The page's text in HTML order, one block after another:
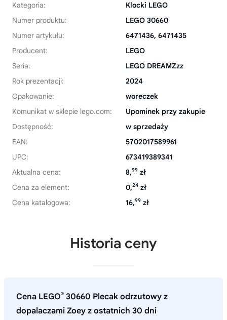
Kategoria:
Klocki LEGO
Numer produktu:
LEGO 30660
Numer artykułu:
6471436, 6471435
Producent:
LEGO
Seria:
LEGO DREAMZzz
Rok prezentacji:
2024
Opakowanie:
woreczek
Komunikat w sklepie lego.com:
Upominek przy zakupie
Dostępność:
w sprzedaży
EAN:
5702017589961
UPC:
673419389341
Aktualna cena:
8,99 zł
Cena za element:
0,24 zł
Cena katalogowa:
16,99 zł
Historia ceny
Cena LEGO® 30660 Plecak odrzutowy z
dopalaczami Zoey z ostatnich 30 dni